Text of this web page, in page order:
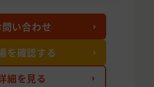
細を見る
問い合わせ
を確認する